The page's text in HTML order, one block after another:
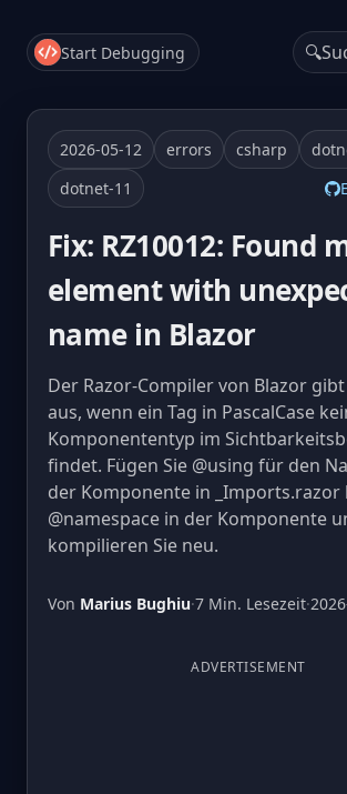
Start Debugging 🔍
2026-05-12 errors csharp
dotnet-11
Fix: RZ10012: Found
element with
name in Blazor
Der Razor-Compiler von Blazor gibt
aus, wenn ein Tag in PascalCase
Komponententyp im
findet. Fügen Sie @using für den
der Komponente in _Imports.razor
@namespace in der Komponente
kompilieren Sie neu.
Von Marius Bughiu·7 Min. Lesezeit·
ADVERTISEMENT